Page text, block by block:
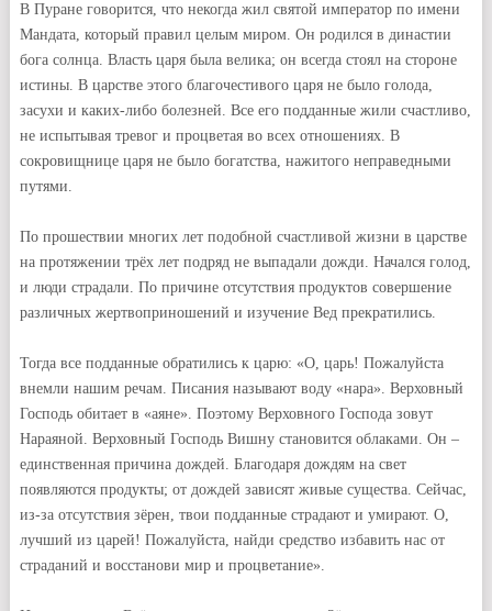
В Пуране говорится, что некогда жил святой император по имени
Мандата, который правил целым миром. Он родился в династии
бога солнца. Власть царя была велика; он всегда стоял на стороне
истины. В царстве этого благочестивого царя не было голода,
засухи и каких-либо болезней. Все его подданные жили счастливо,
не испытывая тревог и процветая во всех отношениях. В
сокровищнице царя не было богатства, нажитого неправедными
путями.
По прошествии многих лет подобной счастливой жизни в царстве
на протяжении трёх лет подряд не выпадали дожди. Начался голод,
и люди страдали. По причине отсутствия продуктов совершение
различных жертвоприношений и изучение Вед прекратились.
Тогда все подданные обратились к царю: «О, царь! Пожалуйста
внемли нашим речам. Писания называют воду «нара». Верховный
Господь обитает в «аяне». Поэтому Верховного Господа зовут
Нараяной. Верховный Господь Вишну становится облаками. Он –
единственная причина дождей. Благодаря дождям на свет
появляются продукты; от дождей зависят живые существа. Сейчас,
из-за отсутствия зёрен, твои подданные страдают и умирают. О,
лучший из царей! Пожалуйста, найди средство избавить нас от
страданий и восстанови мир и процветание».